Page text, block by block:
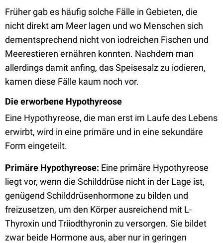
Früher gab es häufig solche Fälle in Gebieten, die
nicht direkt am Meer lagen und wo Menschen sich
dementsprechend nicht von iodreichen Fischen und
Meerestieren ernähren konnten. Nachdem man
allerdings damit anfing, das Speisesalz zu iodieren,
kamen diese Fälle kaum noch vor.
Die erworbene Hypothyreose
Eine Hypothyreose, die man erst im Laufe des Lebens
erwirbt, wird in eine primäre und in eine sekundäre
Form eingeteilt.
Primäre Hypothyreose: Eine primäre Hypothyreose
liegt vor, wenn die Schilddrüse nicht in der Lage ist,
genügend Schilddrüsenhormone zu bilden und
freizusetzen, um den Körper ausreichend mit L-
Thyroxin und Triiodthyronin zu versorgen. Sie bildet
zwar beide Hormone aus, aber nur in geringen